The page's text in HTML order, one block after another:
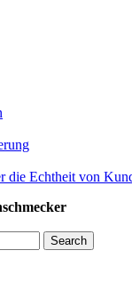
die Echtheit von
Search